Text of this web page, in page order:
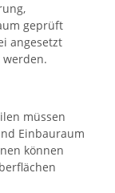
geprüft
angesetzt
müssen
Einbauraum
können